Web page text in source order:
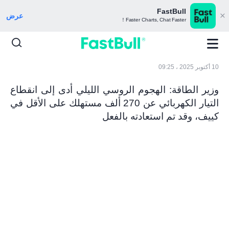
FastBull
Faster Charts, Chat Faster！ عرض
10 أكتوبر 2025 ، 09:25
وزير الطاقة: الهجوم الروسي الليلي أدى إلى انقطاع
التيار الكهربائي عن 270 ألف مستهلك على الأقل في
كييف، وقد تم استعادته بالفعل